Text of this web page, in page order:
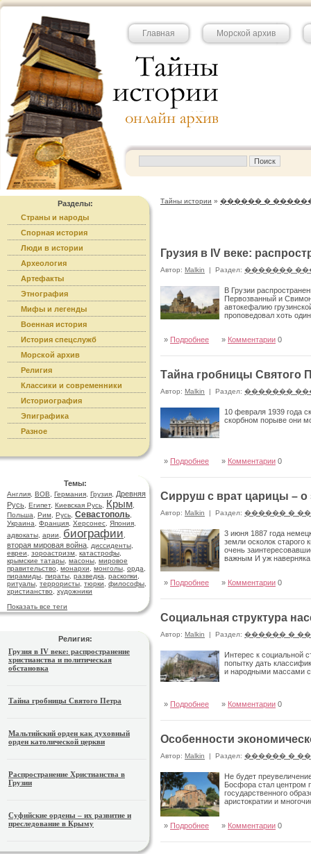
Главная Морской архив
Разделы:
Страны и народы
Спорная история
Люди в истории
Археология
Артефакты
Этнография
Мифы и легенды
Военная история
История спецслужб
Морской архив
Религия
Классики и современники
Историография
Эпиграфика
Разное
Темы:
Англия ВОВ Германия Грузия
Древняя
Русь Египет, Киевская Русь Крым
Польша
Рим Русь Севастополь
Украина
Франция Херсонес Япония
адвокаты арии биографии
вторая мировая война диссиденты
евреи
зороастризм катастрофы
крымские татары масоны мировое
правительство
монархи монголы орда
пирамиды пираты разведка раскопки
ритуалы террористы тюрки философы
христианство
художники
Показать все теги
Религия:
Грузия в IV веке: распространение
христианства и политическая
обстановка
Тайна гробницы Святого Петра
Мальтийский орден как духовный
орден католической церкви
Распространение Христианства в
Грузии
Суфийские ордены – их развитие и
преследование в Крыму
Тайны истории » ������ �
Грузия в IV веке:
Автор: Malkin | Раздел: �������
В Грузии
Первозванный и
автокефалию
проповедовал хоть
» Подробнее » Комментарии 0
Тайна гробницы Святого
Автор: Malkin | Раздел: �������
10 февраля 1939 года
скорбном порыве они
» Подробнее » Комментарии 0
Сирруш с врат царицы – о
Автор: Malkin | Раздел: ������ �
3 июня 1887 года
земли осколок старого
очень
важным И уж наверняка
» Подробнее » Комментарии 0
Социальная структура
Автор: Malkin | Раздел: ������ �
Интерес к социальной
попытку дать
и народными массами
» Подробнее » Комментарии 0
Особенности
Автор: Malkin | Раздел: ������ �
Не будет
Босфора стал центром
государственного
аристократии и
» Подробнее » Комментарии 0